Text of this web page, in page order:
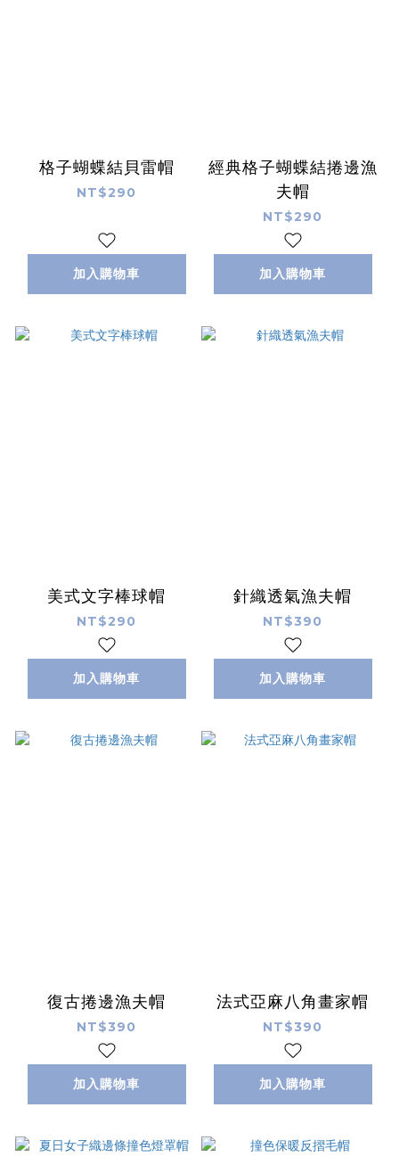
格子蝴蝶結貝雷帽
NT$290
加入購物車
經典格子蝴蝶結捲邊漁
夫帽
NT$290
加入購物車
美式文字棒球帽
NT$290
加入購物車
針織透氣漁夫帽
NT$390
加入購物車
復古捲邊漁夫帽
NT$390
加入購物車
法式亞麻八角畫家帽
NT$390
加入購物車